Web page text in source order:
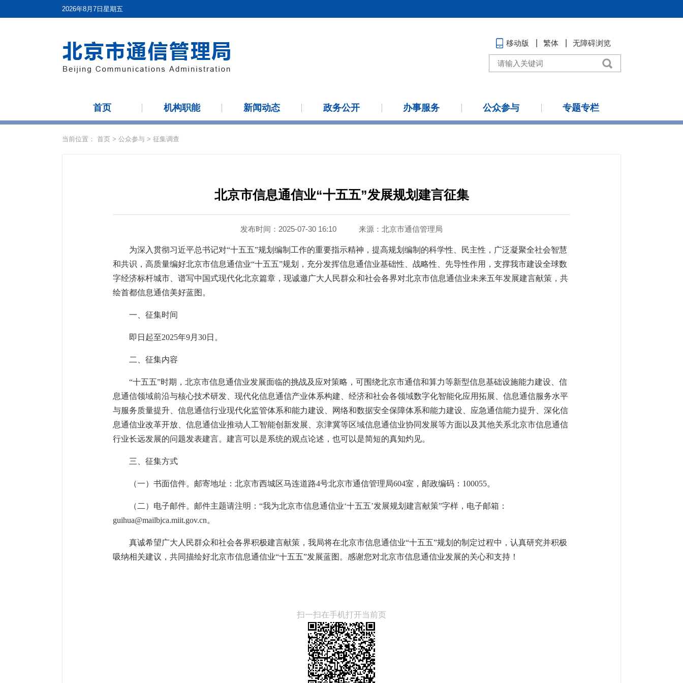
2026年8月7日星期五
移动版 繁体 无障碍浏览
首页 机构职能 新闻动态 政务公开 办事服务 公众参与 专题专栏
当前位置： 首页 > 公众参与 > 征集调查
北京市信息通信业“十五五”发展规划建言征集
发布时间：2025-07-30 16:10 来源： 北京市通信管理局
为深入贯彻习近平总书记对“十五五”规划编制工作的重要指示精神，提高规划编制的科学性、民主性，广泛凝聚全社会智慧
和共识，高质量编好北京市信息通信业“十五五”规划，充分发挥信息通信业基础性、战略性、先导性作用，支撑我市建设全球数
字经济标杆城市、谱写中国式现代化北京篇章，现诚邀广大人民群众和社会各界对北京市信息通信业未来五年发展建言献策，共
绘首都信息通信美好蓝图。
一、征集时间
即日起至2025年9月30日。
二、征集内容
“十五五”时期，北京市信息通信业发展面临的挑战及应对策略，可围绕北京市通信和算力等新型信息基础设施能力建设、信
息通信领域前沿与核心技术研发、现代化信息通信产业体系构建、经济和社会各领域数字化智能化应用拓展、信息通信服务水平
与服务质量提升、信息通信行业现代化监管体系和能力建设、网络和数据安全保障体系和能力建设、应急通信能力提升、深化信
息通信业改革开放、信息通信业推动人工智能创新发展、京津冀等区域信息通信业协同发展等方面以及其他关系北京市信息通信
行业长远发展的问题发表建言。建言可以是系统的观点论述，也可以是简短的真知灼见。
三、征集方式
（一）书面信件。邮寄地址：北京市西城区马连道路4号北京市通信管理局604室，邮政编码：100055。
（二）电子邮件。邮件主题请注明：“我为北京市信息通信业‘十五五’发展规划建言献策”字样，电子邮箱：
guihua@mailbjca.miit.gov.cn。
真诚希望广大人民群众和社会各界积极建言献策，我局将在北京市信息通信业“十五五”规划的制定过程中，认真研究并积极
吸纳相关建议，共同描绘好北京市信息通信业“十五五”发展蓝图。感谢您对北京市信息通信业发展的关心和支持！
扫一扫在手机打开当前页